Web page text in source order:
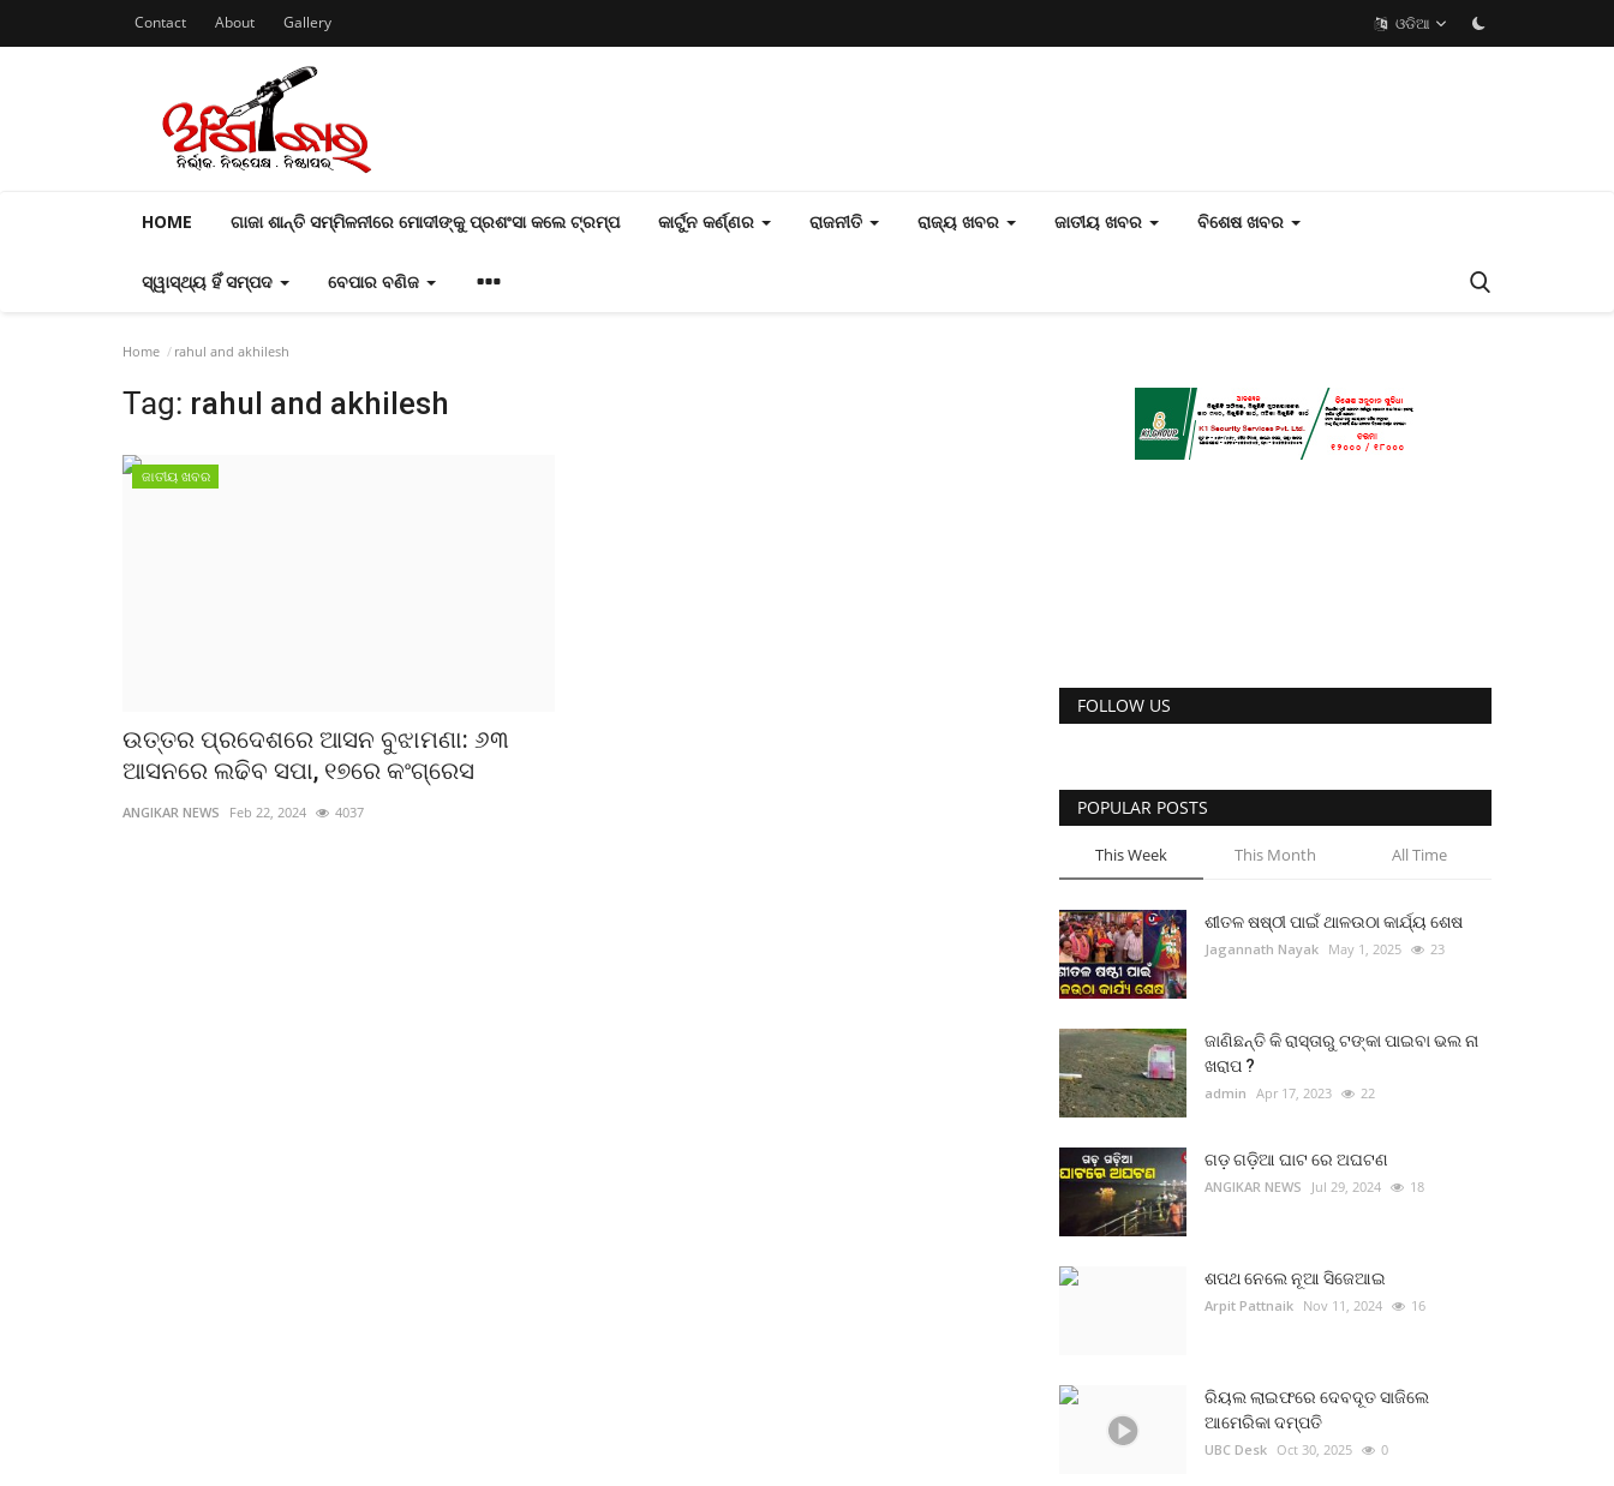
Contact About Gallery ଓଡିଆ
HOME ଗାଜା ଶାନ୍ତି ସମ୍ମିଳନୀରେ ମୋଦୀଙ୍କୁ ପ୍ରଶଂସା କଲେ ଟ୍ରମ୍ପ କାର୍ଟୁନ କର୍ଣ୍ଣର ରାଜନୀତି ରାଜ୍ୟ ଖବର ଜାତୀୟ ଖବର ବିଶେଷ ଖବର
ସ୍ୱାସ୍ଥ୍ୟ ହିଁ ସମ୍ପଦ ବେପାର ବଣିଜ
Home rahul and akhilesh
Tag: rahul and akhilesh
ଜାତୀୟ ଖବର
ଉତ୍ତର ପ୍ରଦେଶରେ ଆସନ ବୁଝାମଣା: ୬୩
ଆସନରେ ଲଢିବ ସପା, ୧୭ରେ କଂଗ୍ରେସ
ANGIKAR NEWS Feb 22, 2024 4037
FOLLOW US
POPULAR POSTS
This Week This Month All Time
ଶୀତଳ ଷଷ୍ଠୀ ପାଇଁ ଥାଳଉଠା କାର୍ଯ୍ୟ ଶେଷ
Jagannath Nayak May 1, 2025 23
ଜାଣିଛନ୍ତି କି ରାସ୍ତାରୁ ଟଙ୍କା ପାଇବା ଭଲ ନା
ଖରାପ ?
admin Apr 17, 2023 22
ଗଡ଼ ଗଡ଼ିଆ ଘାଟ ରେ ଅଘଟଣ
ANGIKAR NEWS Jul 29, 2024 18
ଶପଥ ନେଲେ ନୂଆ ସିଜେଆଇ
Arpit Pattnaik Nov 11, 2024 16
ରିୟଲ ଲାଇଫରେ ଦେବଦୂତ ସାଜିଲେ
ଆମେରିକା ଦମ୍ପତି
UBC Desk Oct 30, 2025 0